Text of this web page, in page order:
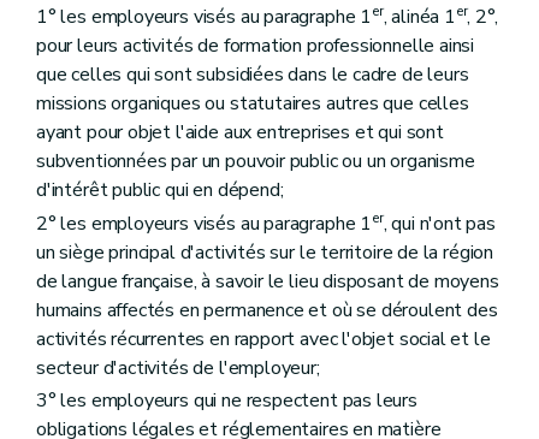
1° les employeurs visés au paragraphe 1er, alinéa 1er, 2°,
pour leurs activités de formation professionnelle ainsi
que celles qui sont subsidiées dans le cadre de leurs
missions organiques ou statutaires autres que celles
ayant pour objet l'aide aux entreprises et qui sont
subventionnées par un pouvoir public ou un organisme
d'intérêt public qui en dépend;
2° les employeurs visés au paragraphe 1er, qui n'ont pas
un siège principal d'activités sur le territoire de la région
de langue française, à savoir le lieu disposant de moyens
humains affectés en permanence et où se déroulent des
activités récurrentes en rapport avec l'objet social et le
secteur d'activités de l'employeur;
3° les employeurs qui ne respectent pas leurs
obligations légales et réglementaires en matière